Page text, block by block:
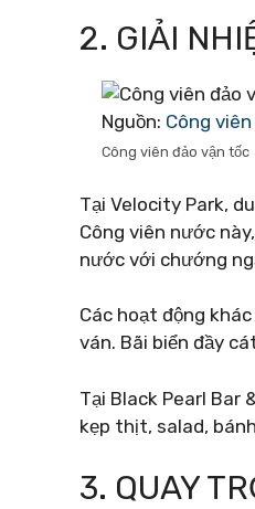
2. GIẢI
Nguồn: Công
Công viên đảo vận tốc
Tại Velocity Park,
Công viên nước
nước với chướng
Các hoạt động
ván. Bãi biển đầy
Tại Black Pearl Bar
kẹp thịt, salad,
3. QUAY